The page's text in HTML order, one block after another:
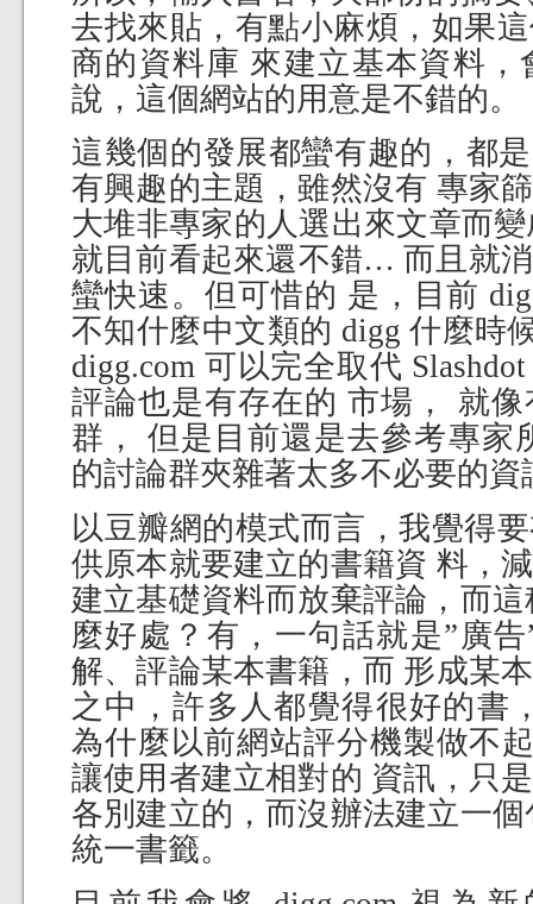
去找來貼，有點小麻煩，如果
商的資料庫 來建立基本資料
說，這個網站的用意是不錯的。
這幾個的發展都蠻有趣的，都
有興趣的主題，雖然沒有 專家
大堆非專家的人選出來文章而
就目前看起來還不錯… 而且就
蠻快速。但可惜的 是，目前
不知什麼中文類的 digg 什麼時
digg.com 可以完全取代
評論也是有存在的 市場， 就
群， 但是目前還是去參考專家
的討論群夾雜著太多不必要的資
以豆瓣網的模式而言，我覺得
供原本就要建立的書籍資 料，
建立基礎資料而放棄評論，而
麼好處？有，一句話就是”廣
解、評論某本書籍，而 形成某
之中，許多人都覺得很好的
為什麼以前網站評分機製做不
讓使用者建立相對的 資訊，只
各別建立的，而沒辦法建立一
統一書籤。